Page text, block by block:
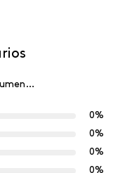
0%
0%
0%
0%